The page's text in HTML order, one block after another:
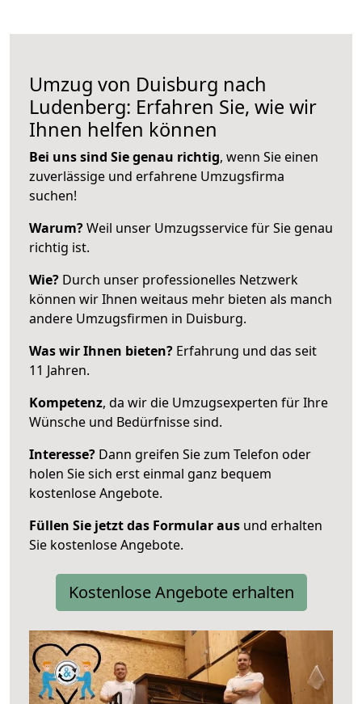
Umzug von Duisburg nach
Ludenberg: Erfahren Sie, wie wir
Ihnen helfen können
Bei uns sind Sie genau richtig, wenn Sie einen
zuverlässige und erfahrene Umzugsfirma
suchen!
Warum?Weil unser Umzugsservice für Sie genau
richtig ist.
Wie? Durch unser professionelles Netzwerk
können wir Ihnen weitaus mehr bieten als manch
andere Umzugsfirmen in Duisburg.
Was wir Ihnen bieten? Erfahrung und das seit
11 Jahren.
Kompetenz, da wir die Umzugsexperten für Ihre
Wünsche und Bedürfnisse sind.
Interesse? Dann greifen Sie zum Telefon oder
holen Sie sich erst einmal ganz bequem
kostenlose Angebote.
Füllen Sie jetzt das Formular aus und erhalten
Sie kostenlose Angebote.
Kostenlose Angebote erhalten